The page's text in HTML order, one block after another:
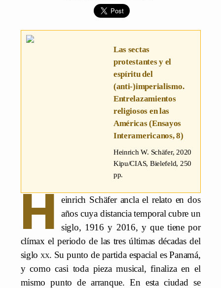
Las sectas
protestantes y el
espíritu del
(anti-)imperialismo.
Entrelazamientos
religiosos en las
Américas (Ensayos
Interamericanos, 8)
Heinrich W. Schäfer, 2020
Kipu/CIAS, Bielefeld, 250
pp.
H einrich Schäfer ancla el relato en dos
años cuya distancia temporal cubre un
siglo, 1916 y 2016, y que tiene por
clímax el periodo de las tres últimas décadas del
sigloxx. Su punto de partida espacial es Panamá,
y como casi toda pieza musical, finaliza en el
mismo punto de arranque. En esta ciudad se